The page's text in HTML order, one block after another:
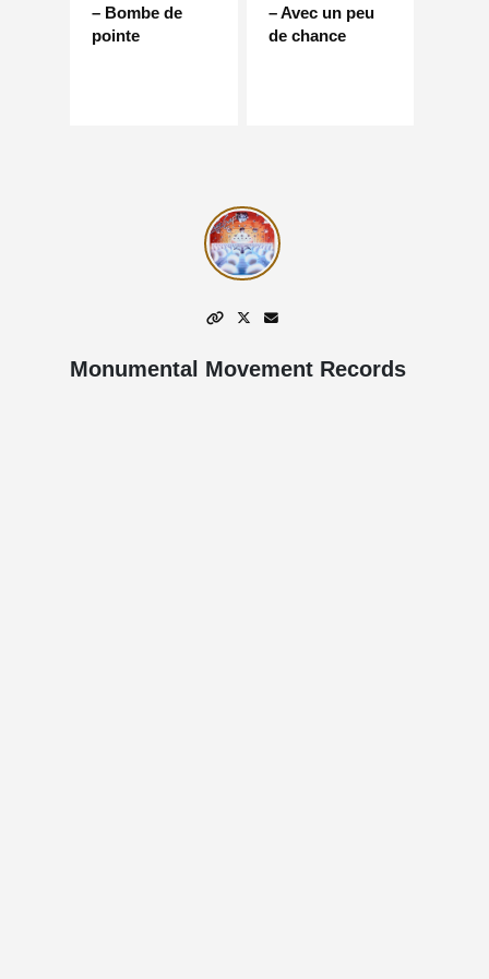
– Bombe de
pointe
– Avec un peu
de chance
Monumental Movement Records